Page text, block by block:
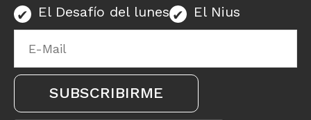
El Desafío del lunes El Nius